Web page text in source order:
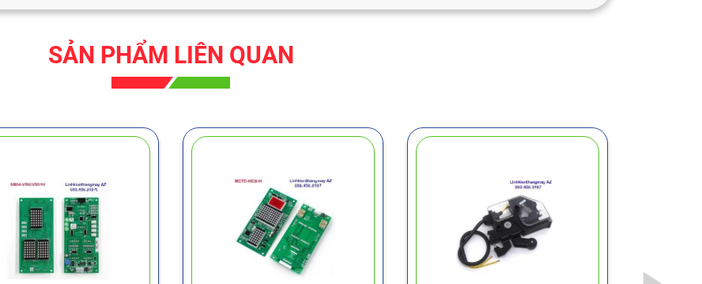
SẢN PHẨM LIÊN QUAN